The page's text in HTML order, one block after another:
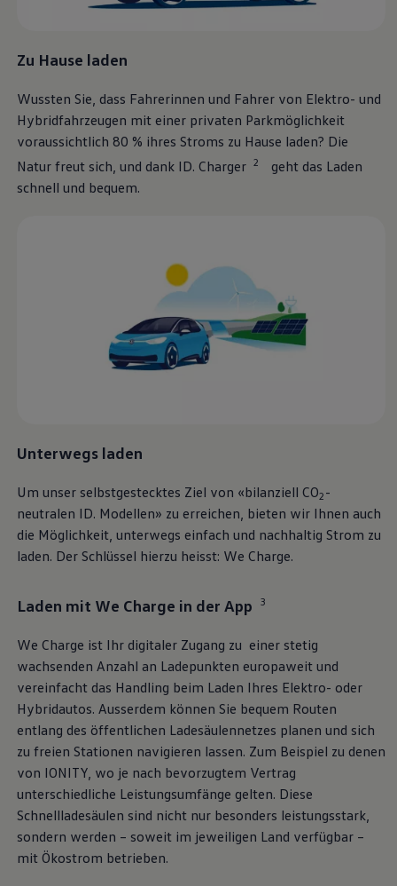
Volkswagen Blog
Zu Hause laden
Wussten Sie, dass Fahrerinnen und Fahrer von Elektro- und
Hybridfahrzeugen mit einer privaten Parkmöglichkeit
voraussichtlich 80 % ihres Stroms zu Hause laden? Die
Natur freut sich, und dank ID. Charger
2
geht das Laden
schnell und bequem.
Unterwegs laden
Um unser selbstgestecktes Ziel von «bilanziell CO2 -
neutralen ID. Modellen» zu erreichen, bieten wir Ihnen auch
die Möglichkeit, unterwegs einfach und nachhaltig Strom zu
laden. Der Schlüssel hierzu heisst: We Charge.
Laden mit We Charge in der App 3
We Charge ist Ihr digitaler Zugang zu einer stetig
wachsenden Anzahl an Ladepunkten europaweit und
vereinfacht das Handling beim Laden Ihres Elektro- oder
Hybridautos. Ausserdem können Sie bequem Routen
entlang des öffentlichen Ladesäulennetzes planen und sich
zu freien Stationen navigieren lassen. Zum Beispiel zu denen
von IONITY, wo je nach bevorzugtem Vertrag
unterschiedliche Leistungsumfänge gelten. Diese
Schnellladesäulen sind nicht nur besonders leistungsstark,
sondern werden – soweit im jeweiligen Land verfügbar –
mit Ökostrom betrieben.